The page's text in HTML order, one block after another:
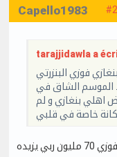
Capello1983
tarajjidawla a
الموسم الشاق في
اهلي بنغازي و لم
خاصة في قلبي
يزيده